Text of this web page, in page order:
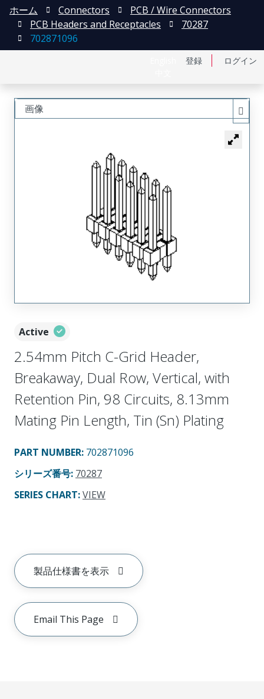
登録 ログイン
ホーム Connectors
PCB / Wire Connectors
PCB Headers and Receptacles
70287
702871096
Active
2.54mm Pitch C-Grid Header,
Breakaway, Dual Row, Vertical, with
Retention Pin, 98 Circuits, 8.13mm
Mating Pin Length, Tin (Sn) Plating
PART NUMBER: 702871096
シリーズ番号: 70287
SERIES CHART:VIEW
製品仕様書を表示
Email This Page
画像